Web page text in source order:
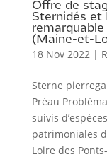
Offre de
Sternidés et
(Maine-et-
18 Nov 2022|
Sterne
Préau
suivis
patrimoniales
Loire des